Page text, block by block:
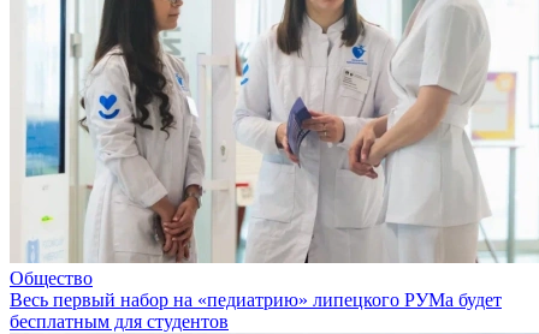
Общество
Весь первый набор на «педиатрию» липецкого РУМа будет
бесплатным для студентов